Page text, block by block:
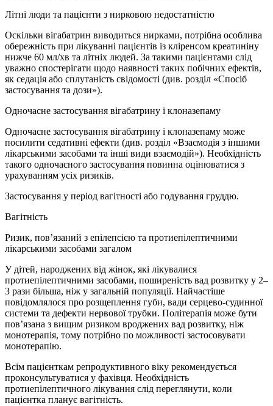
Літні люди та пацієнти з нирковою недостатністю
Оскільки вігабатрин виводиться нирками, потрібна особлива
обережність при лікуванні пацієнтів із кліренсом креатиніну
нижче 60 мл/хв та літніх людей. За такими пацієнтами слід
уважно спостерігати щодо наявності таких побічних ефектів,
як седація або сплутаність свідомості (див. розділ «Спосіб
застосування та дози»).
Одночасне застосування вігабатрину і клоназепаму
Одночасне застосування вігабатрину і клоназепаму може
посилити седативні ефекти (див. розділ «Взаємодія з іншими
лікарськими засобами та інші види взаємодій»). Необхідність
такого одночасного застосування повинна оцінюватися з
урахуванням усіх ризиків.
Застосування у період вагітності або годування груддю.
Вагітність
Ризик, пов’язаний з епілепсією та протиепілептичними
лікарськими засобами загалом
У дітей, народжених від жінок, які лікувалися
протиепілептичними засобами, поширеність вад розвитку у 2–
3 рази більша, ніж у загальній популяції. Найчастіше
повідомлялося про розщеплення губи, вади серцево-судинної
системи та дефекти нервової трубки. Політерапія може бути
пов’язана з вищим ризиком вроджених вад розвитку, ніж
монотерапія, тому потрібно по можливості застосовувати
монотерапію.
Всім пацієнткам репродуктивного віку рекомендується
проконсультуватися у фахівця. Необхідність
протиепілептичного лікування слід переглянути, коли
пацієнтка планує вагітність.